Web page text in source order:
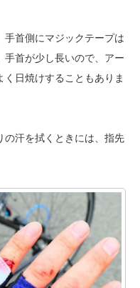
手首側にマジックテープは
手首が少し長いので、アー
日焼けすることもありま
の汗を拭くときには、指先